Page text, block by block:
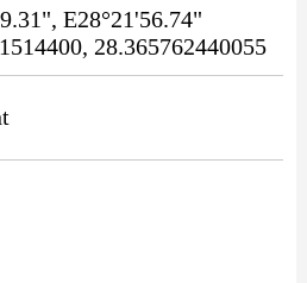
E28°21'56.74"
28.365762440055